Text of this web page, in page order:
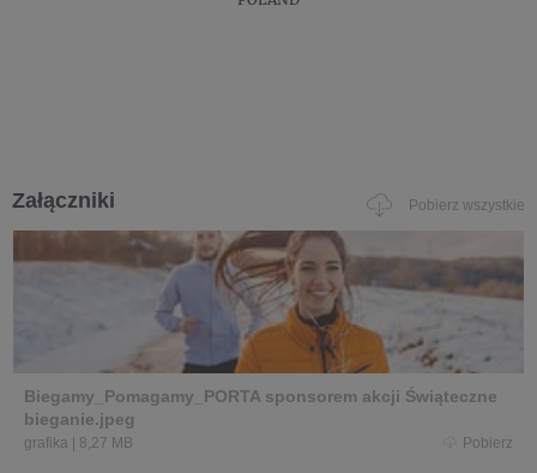
Załączniki Pobierz wszystkie
Biegamy_Pomagamy_PORTA sponsorem akcji Świąteczne
bieganie.jpeg
grafika | 8,27 MB Pobierz